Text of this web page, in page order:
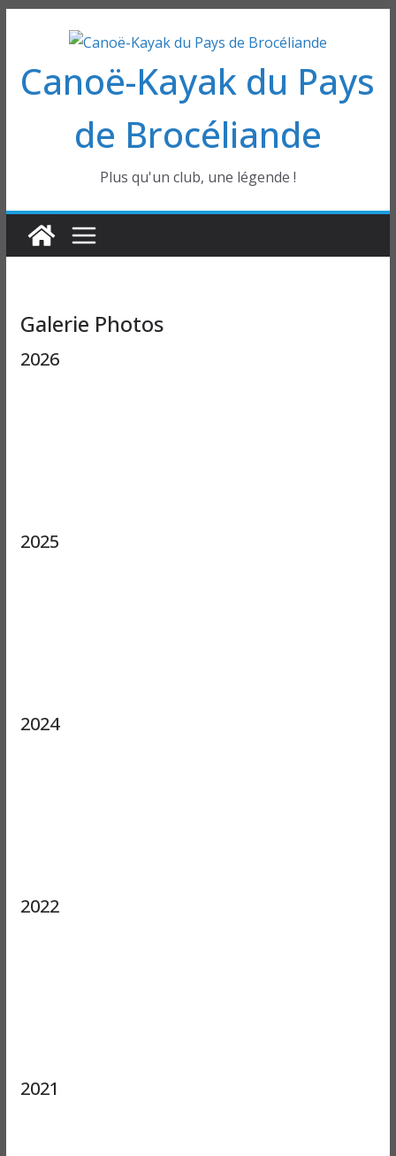
contenu
Canoë-Kayak du Pays
de Brocéliande
Plus qu'un club, une légende !
Galerie Photos
2026
2025
2024
2022
2021